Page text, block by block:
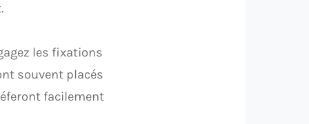
les fixations
souvent placés
facilement